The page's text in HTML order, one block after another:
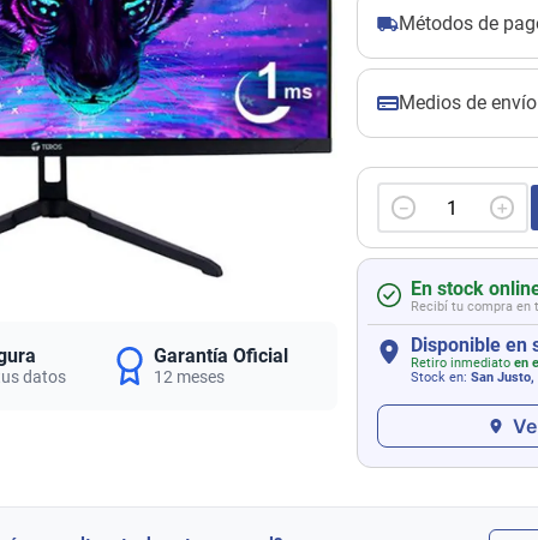
datos
Garantía Oficial
12 meses
Métodos de
Medios de envío
＋
－
En stock
Recibí tu compra en
Disponible en
Retiro inmediato en
Stock en: San Justo,